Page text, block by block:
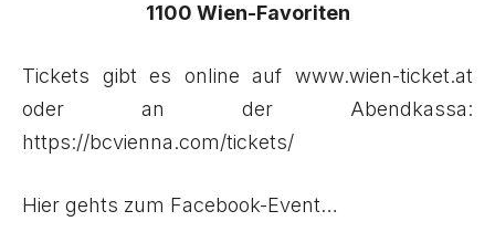
1100 Wien-Favoriten
Tickets gibt es online auf www.wien-ticket.at
oder an der Abendkassa:
https://bcvienna.com/tickets/
Hier gehts zum Facebook-Event…